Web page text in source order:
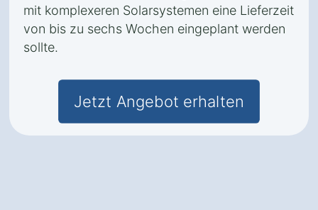
mit komplexeren Solarsystemen eine Lieferzeit
von bis zu sechs Wochen eingeplant werden
sollte.
Jetzt Angebot erhalten